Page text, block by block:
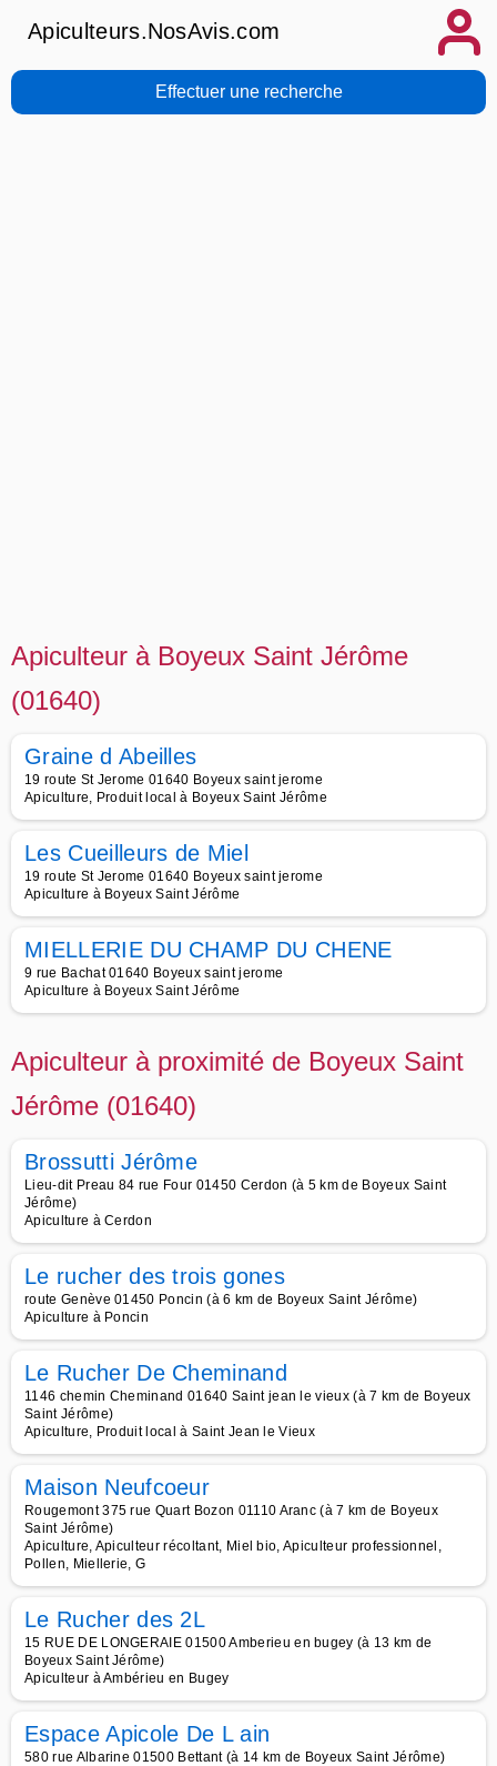
Apiculteurs.NosAvis.com
Effectuer une recherche
Apiculteur à Boyeux Saint Jérôme
(01640)
Graine d Abeilles
19 route St Jerome 01640 Boyeux saint jerome
Apiculture, Produit local à Boyeux Saint Jérôme
Les Cueilleurs de Miel
19 route St Jerome 01640 Boyeux saint jerome
Apiculture à Boyeux Saint Jérôme
MIELLERIE DU CHAMP DU CHENE
9 rue Bachat 01640 Boyeux saint jerome
Apiculture à Boyeux Saint Jérôme
Apiculteur à proximité de Boyeux Saint
Jérôme (01640)
Brossutti Jérôme
Lieu-dit Preau 84 rue Four 01450 Cerdon (à 5 km de Boyeux Saint
Jérôme)
Apiculture à Cerdon
Le rucher des trois gones
route Genève 01450 Poncin (à 6 km de Boyeux Saint Jérôme)
Apiculture à Poncin
Le Rucher De Cheminand
1146 chemin Cheminand 01640 Saint jean le vieux (à 7 km de Boyeux
Saint Jérôme)
Apiculture, Produit local à Saint Jean le Vieux
Maison Neufcoeur
Rougemont 375 rue Quart Bozon 01110 Aranc (à 7 km de Boyeux
Saint Jérôme)
Apiculture, Apiculteur récoltant, Miel bio, Apiculteur professionnel,
Pollen, Miellerie, G
Le Rucher des 2L
15 RUE DE LONGERAIE 01500 Amberieu en bugey (à 13 km de
Boyeux Saint Jérôme)
Apiculteur à Ambérieu en Bugey
Espace Apicole De L ain
580 rue Albarine 01500 Bettant (à 14 km de Boyeux Saint Jérôme)